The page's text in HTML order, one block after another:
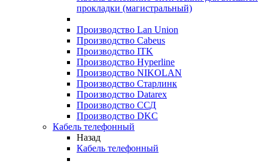
прокладки (магистральный)
Производство Lan Union
Производство Cabeus
Производство ITK
Производство Hyperline
Производство NIKOLAN
Производство Старлинк
Производство Datarex
Производство ССД
Производство DKC
Кабель телефонный
Назад
Кабель телефонный